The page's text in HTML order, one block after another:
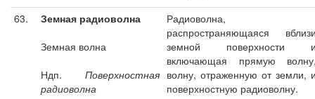
63.
Земная радиоволна
Земная волна
Ндп. Поверхностная
радиоволна
Радиоволна,
распространяющаяся
земной поверхности
включающая прямую
волну, отраженную от земли,
поверхностную радиоволну.